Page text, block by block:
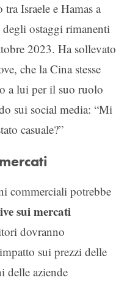
Israele e Hamas a
ostaggi rimanenti
2023. Ha sollevato
che la Cina stesse
a lui per il suo ruolo
sui social media: “Mi
casuale?”
commerciali potrebbe
sui mercati
dovranno
sui prezzi delle
delle aziende